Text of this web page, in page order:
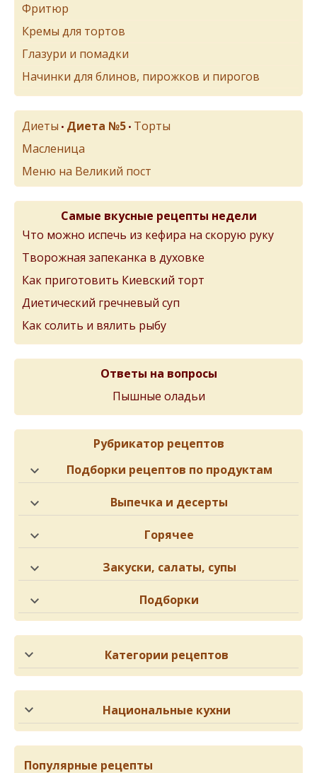
Фритюр
Кремы для тортов
Глазури и помадки
Начинки для блинов, пирожков и пирогов
Диеты • Диета №5 • Торты
Масленица
Меню на Великий пост
Самые вкусные рецепты недели
Что можно испечь из кефира на скорую руку
Творожная запеканка в духовке
Как приготовить Киевский торт
Диетический гречневый суп
Как солить и вялить рыбу
Ответы на вопросы
Пышные оладьи
Рубрикатор рецептов
Подборки рецептов по продуктам
Выпечка и десерты
Горячее
Закуски, салаты, супы
Подборки
Категории рецептов
Национальные кухни
Популярные рецепты